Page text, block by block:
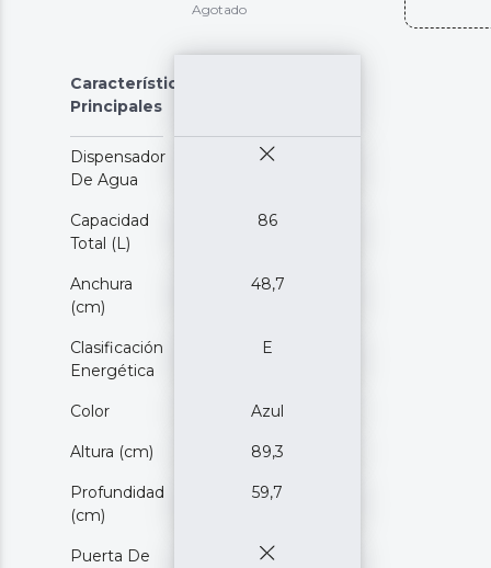
Agotado
Características
Principales
Dispensador
De Agua
Capacidad
Total (L)
86
Anchura
(cm)
48,7
Clasificación
Energética
E
Color Azul
Altura (cm) 89,3
Profundidad
(cm)
59,7
Puerta De